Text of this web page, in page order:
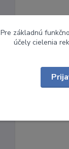
Pre základnú
účely cielenia